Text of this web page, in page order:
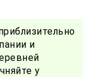
и
у